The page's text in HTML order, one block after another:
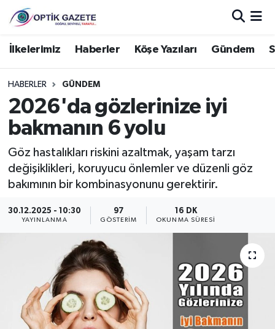
İlkelerimiz Haberler Köşe Yazıları Gündem
HABERLER GÜNDEM
2026'da gözlerinize iyi
bakmanın 6 yolu
Göz hastalıkları riskini azaltmak, yaşam tarzı
değişiklikleri, koruyucu önlemler ve düzenli göz
bakımının bir kombinasyonunu gerektirir.
30.12.2025 - 10:30
YAYINLANMA
97
GÖSTERIM
16 DK
OKUNMA SÜRESI
Nöbetçi Eczaneler
Hava Durumu
İstanbul Namaz Vakitleri
Süper Lig Puan Durumu ve Fikstür
Haber Arşivi